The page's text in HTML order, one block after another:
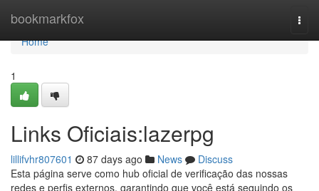
bookmarkfox
Home
Home
1
Links Oficiais:lazerpg
lillifvhr807601 87 days ago News
Discuss
Esta página serve como hub oficial de verificação das nossas
redes e perfis externos, garantindo que você está seguindo os